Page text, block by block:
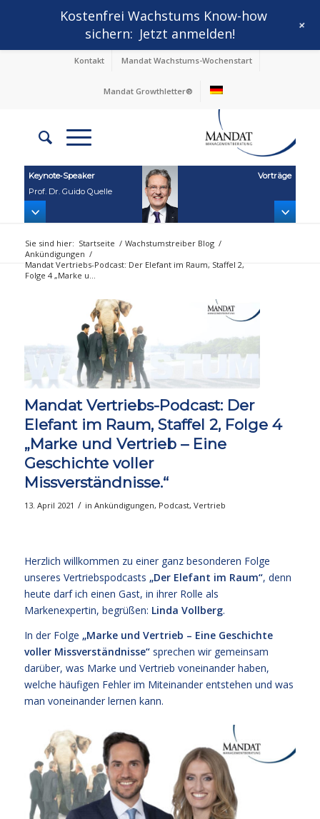
Kontakt Mandat Wachstums-Wochenstart
Mandat Growthletter®
Keynote‑Speaker
Prof. Dr. Guido Quelle
Vorträge
Sie sind hier: Startseite / Wachstumstreiber Blog /
Ankündigungen /
Mandat Vertriebs-Podcast: Der Elefant im Raum, Staffel 2,
Folge 4 „Marke u...
Mandat Vertriebs-Podcast: Der
Elefant im Raum, Staffel 2, Folge 4
„Marke und Vertrieb – Eine
Geschichte voller
Missverständnisse.“
13. April 2021 / in Ankündigungen, Podcast, Vertrieb
Herzlich willkommen zu einer ganz besonderen Folge
unseres Vertriebspodcasts „Der Elefant im Raum“, denn
heute darf ich einen Gast, in ihrer Rolle als
Markenexpertin, begrüßen: Linda Vollberg.
In der Folge „Marke und Vertrieb – Eine Geschichte
voller Missverständnisse“sprechen wir gemeinsam
darüber, was Marke und Vertrieb voneinander haben,
welche häufigen Fehler im Miteinander entstehen und was
man voneinander lernen kann.
Kostenfrei Wachstums Know-how
sichern: Jetzt anmelden! +